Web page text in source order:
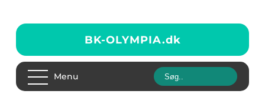
BK-OLYMPIA.dk
Menu